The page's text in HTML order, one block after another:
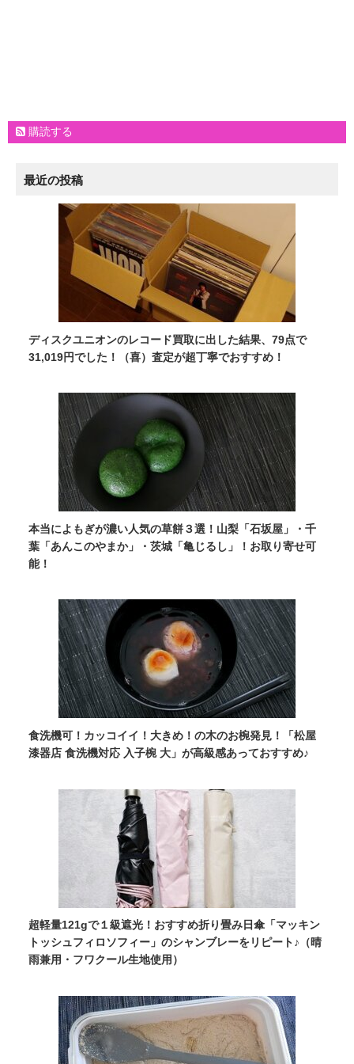
購読する
最近の投稿
ディスクユニオンのレコード買取に出した結果、79点で
31,019円でした！（喜）査定が超丁寧でおすすめ！
本当によもぎが濃い人気の草餅３選！山梨「石坂屋」・千
葉「あんこのやまか」・茨城「亀じるし」！お取り寄せ可
能！
食洗機可！カッコイイ！大きめ！の木のお椀発見！「松屋
漆器店 食洗機対応 入子椀 大」が高級感あっておすすめ♪
超軽量121gで１級遮光！おすすめ折り畳み日傘「マッキン
トッシュフィロソフィー」のシャンブレーをリピート♪（晴
雨兼用・フワクール生地使用）